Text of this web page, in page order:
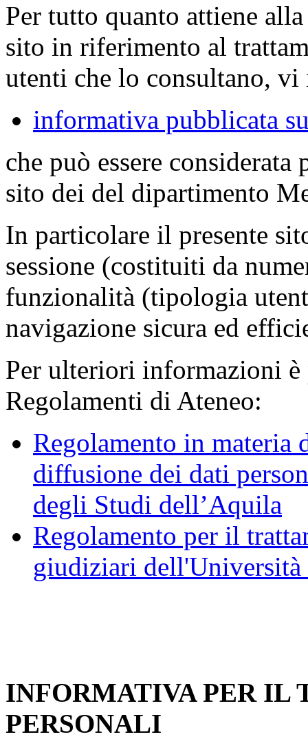
Per tutto quanto attiene
sito in riferimento al
utenti che lo consultano,
informativa pubblicata
che può essere
sito dei del dipartimento
In particolare il presente
sessione (costituiti da
funzionalità (tipologia
navigazione sicura ed
Per ulteriori informazioni è
Regolamenti di Ateneo:
Regolamento in materia
diffusione dei dati
degli Studi dell’Aquila
Regolamento per il
giudiziari
INFORMATIVA PER IL
PERSONALI